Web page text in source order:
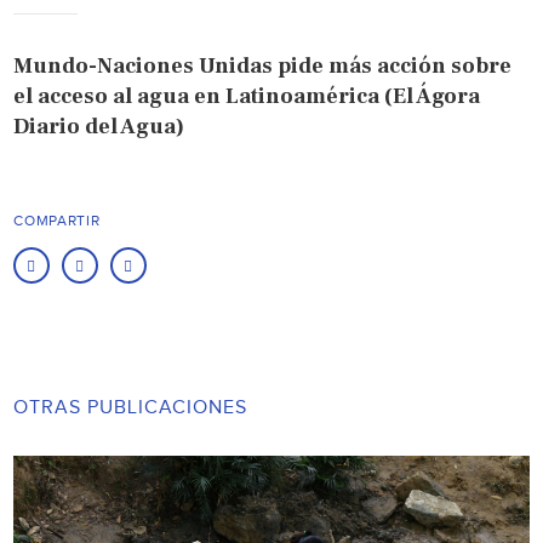
Mundo-Naciones Unidas pide más acción sobre
el acceso al agua en Latinoamérica (El Ágora
Diario del Agua)
COMPARTIR
OTRAS PUBLICACIONES